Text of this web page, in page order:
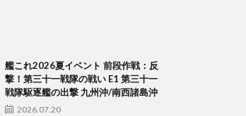
艦これ2026夏イベント 前段作戦：反
撃！第三十一戦隊の戦い E1 第三十一
戦隊駆逐艦の出撃 九州沖/南西諸島沖
2026.07.20